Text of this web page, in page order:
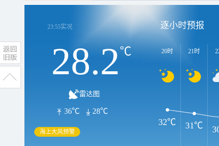
23:55实况
28.2℃
雷达图
36℃ 28℃
海上大风预警
逐小时预报
20时 21时
32℃ 31℃